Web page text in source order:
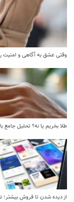
وقتی عشق به آگاهی و امنیت
طلا بخریم یا نه؟ تحلیل جامع با 5 سناریوی قیمتی برای نیمه دوم 1405
از دیده شدن تا فروش